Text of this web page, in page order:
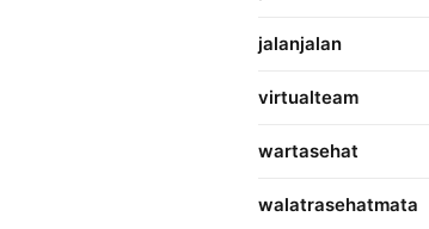
jalanjalan
virtualteam
wartasehat
walatrasehatmata